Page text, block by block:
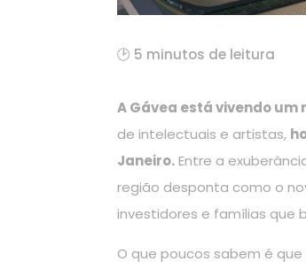
🕑 5 minutos de leitura
A Gávea está vivendo
de intelectuais e artistas,
Janeiro.Entre a
região desponta como o
investidores e famílias que
O que poucos sabem é